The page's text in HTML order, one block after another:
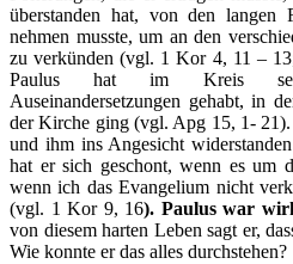
überstanden hat, von den langen
nehmen musste, um an den
zu verkünden (vgl. 1 Kor 4, 11 –
Paulus hat im Kreis
Auseinandersetzungen gehabt, in
der Kirche ging (vgl. Apg 15, 1-
und ihm ins Angesicht
hat er sich geschont, wenn es um
wenn ich das Evangelium nicht
(vgl. 1 Kor 9, 16). Paulus war
von diesem harten Leben sagt er,
Wie konnte er das alles durchstehen?